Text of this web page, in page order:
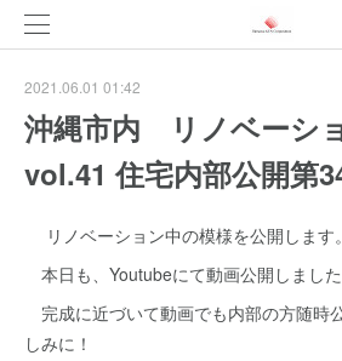
2021.06.01 01:42
沖縄市内 リノベーシ
vol.41 住宅内部公開第
リノベーション中の模様を公開します。
本日も、Youtubeにて動画公開しました
完成に近づいて動画でも内部の方随時
しみに！